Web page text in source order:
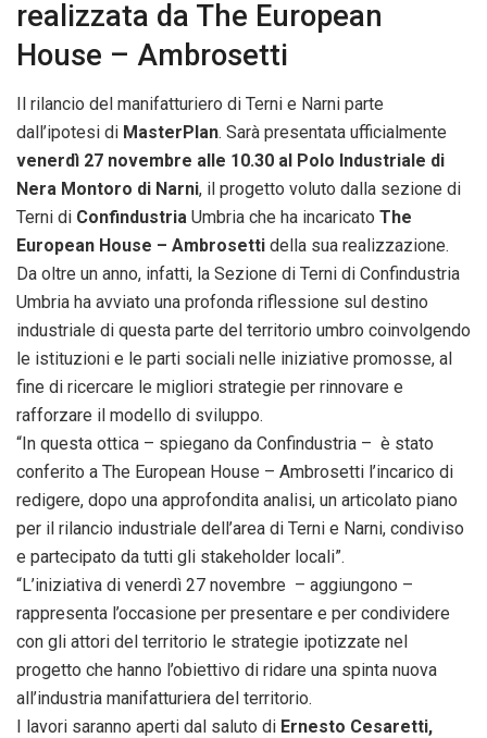
realizzata da The European
House – Ambrosetti
Il rilancio del manifatturiero di Terni e Narni parte
dall’ipotesi di MasterPlan. Sarà presentata ufficialmente
venerdì 27 novembre alle 10.30 al Polo Industriale di
Nera Montoro di Narni, il progetto voluto dalla sezione di
Terni di Confindustria Umbria che ha incaricato The
European House – Ambrosetti della sua realizzazione.
Da oltre un anno, infatti, la Sezione di Terni di Confindustria
Umbria ha avviato una profonda riflessione sul destino
industriale di questa parte del territorio umbro coinvolgendo
le istituzioni e le parti sociali nelle iniziative promosse, al
fine di ricercare le migliori strategie per rinnovare e
rafforzare il modello di sviluppo.
“In questa ottica – spiegano da Confindustria – è stato
conferito a The European House – Ambrosetti l’incarico di
redigere, dopo una approfondita analisi, un articolato piano
per il rilancio industriale dell’area di Terni e Narni, condiviso
e partecipato da tutti gli stakeholder locali”.
“L’iniziativa di venerdì 27 novembre – aggiungono –
rappresenta l’occasione per presentare e per condividere
con gli attori del territorio le strategie ipotizzate nel
progetto che hanno l’obiettivo di ridare una spinta nuova
all’industria manifatturiera del territorio.
I lavori saranno aperti dal saluto di Ernesto Cesaretti,